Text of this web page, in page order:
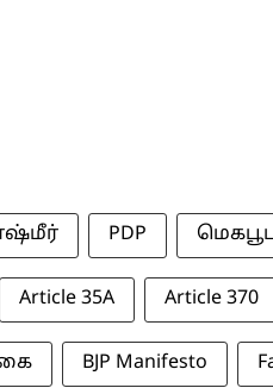
PDP
Article 35A Article 370
BJP Manifesto